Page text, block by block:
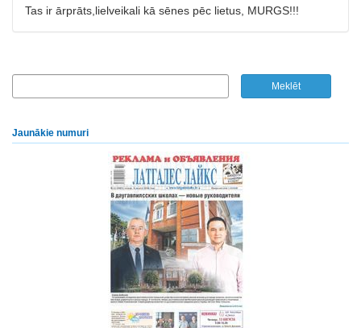
Tas ir ārprāts,lielveikali kā sēnes pēc lietus, MURGS!!!
Jaunākie numuri